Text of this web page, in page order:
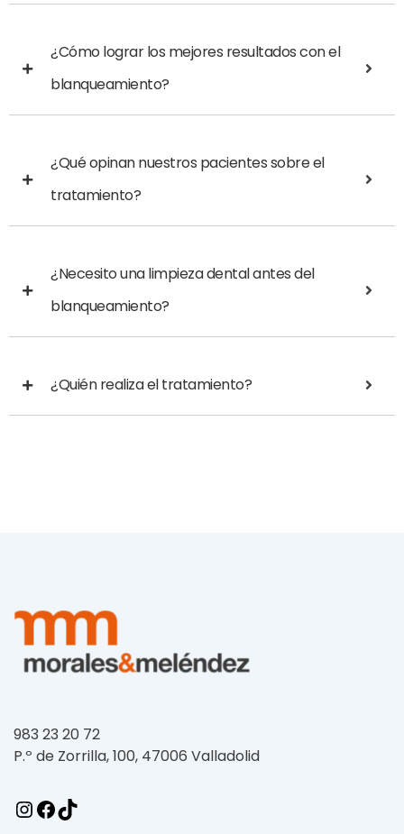
¿Cómo lograr los mejores resultados con el
blanqueamiento?
¿Qué opinan nuestros pacientes sobre el
tratamiento?
¿Necesito una limpieza dental antes del
blanqueamiento?
¿Quién realiza el tratamiento?
983 23 20 72
P.º de Zorrilla, 100, 47006 Valladolid